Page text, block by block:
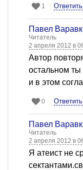
1 Ответить
Павел
Читатель
2 апреля 2012 в
Автор
остальном ты
и в этом
0 Ответить
Павел
Читатель
2 апреля 2012 в
Я атеист не